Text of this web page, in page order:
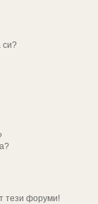
си?
тези форуми!